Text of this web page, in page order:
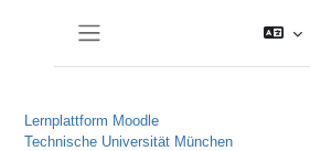
Lernplattform Moodle
Technische Universität München